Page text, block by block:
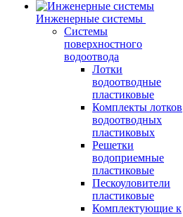
Инженерные системы
Системы
поверхностного
водоотвода
Лотки
водоотводные
пластиковые
Комплекты лотков
водоотводных
пластиковых
Решетки
водоприемные
пластиковые
Пескоуловители
пластиковые
Комплектующие к